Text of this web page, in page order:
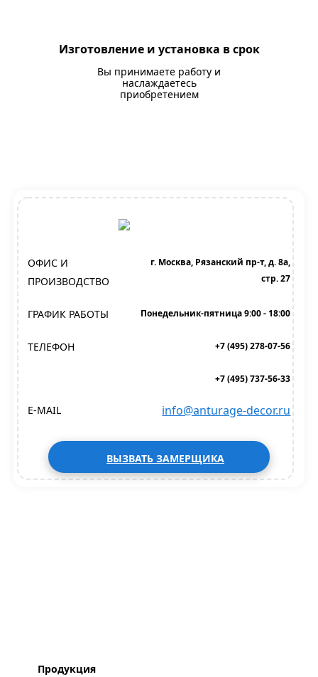
Изготовление и установка в срок
Вы принимаете работу и
наслаждаетесь
приобретением
ОФИС И
ПРОИЗВОДСТВО
г. Москва, Рязанский пр-т, д. 8а,
стр. 27
ГРАФИК РАБОТЫ Понедельник-пятница 9:00 - 18:00
ТЕЛЕФОН +7 (495) 278-07-56
+7 (495) 737-56-33
E-MAIL info@anturage-decor.ru
ВЫЗВАТЬ ЗАМЕРЩИКА
Продукция